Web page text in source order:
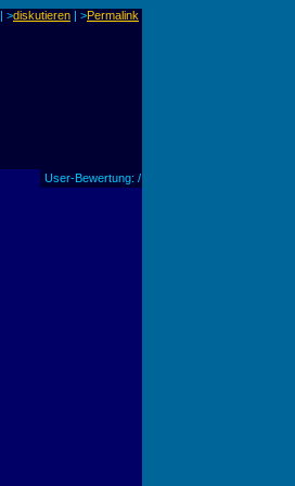
| >diskutieren | >Permalink
User-Bewertung: /